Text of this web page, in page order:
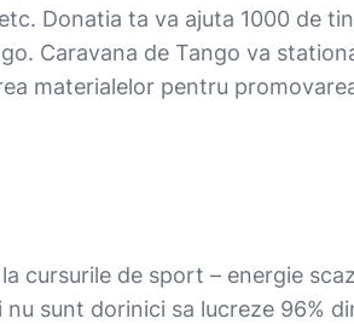
Donatia ta va ajuta 1000 de
Caravana de Tango va
materialelor pentru
cursurile de sport – energie
sunt dorinici sa lucreze 96%